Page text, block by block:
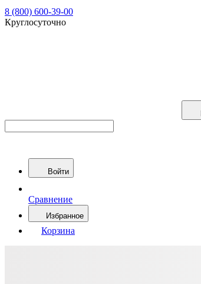
8 (800) 600-39-00
Круглосуточно
Войти
Сравнение
Избранное
Корзина